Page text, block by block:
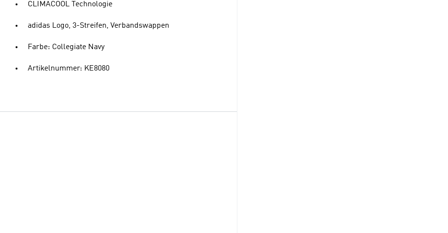
CLIMACOOL Technologie
adidas Logo, 3-Streifen, Verbandswappen
Farbe: Collegiate Navy
Artikelnummer: KE8080